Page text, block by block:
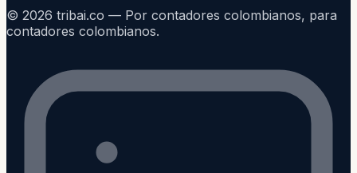
© 2026 tribai.co — Por contadores colombianos, para
contadores colombianos.